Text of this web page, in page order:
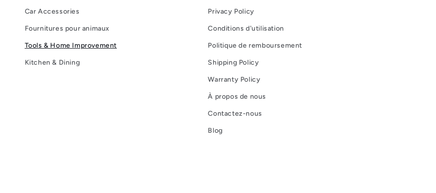
Car Accessories
Fournitures pour animaux
Tools & Home Improvement
Kitchen & Dining
Privacy Policy
Conditions d'utilisation
Politique de remboursement
Shipping Policy
Warranty Policy
À propos de nous
Contactez-nous
Blog